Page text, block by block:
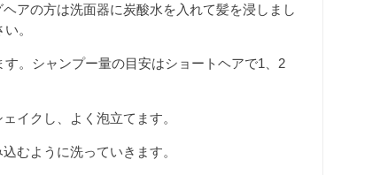
アの方は洗面器に炭酸水を入れて髪を浸しまし
。
。シャンプー量の目安はショートヘアで1、2
イクし、よく泡立てます。
むように洗っていきます。